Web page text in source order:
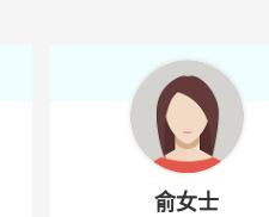
-唐
俞女士